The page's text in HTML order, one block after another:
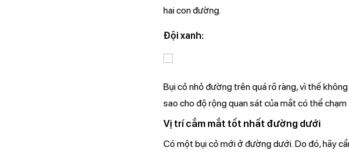
hai con đường.
Đội xanh:
Bụi cỏ nhỏ đường trên quá rõ ràng, vì thế
sao cho độ rộng quan sát của mắt có thể
Vị trí cắm mắt tốt nhất đường dưới
Có một bụi cỏ mới ở đường dưới. Do đó, hãy